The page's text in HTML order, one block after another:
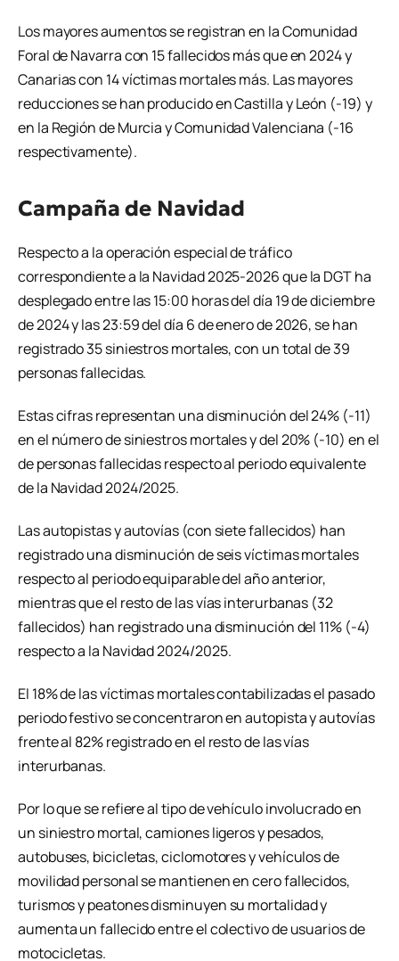
Los mayores aumentos se registran en la Comunidad
Foral de Navarra con 15 fallecidos más que en 2024 y
Canarias con 14 víctimas mortales más. Las mayores
reducciones se han producido en Castilla y León (-19) y
en la Región de Murcia y Comunidad Valenciana (-16
respectivamente).
Campaña de Navidad
Respecto a la operación especial de tráfico
correspondiente a la Navidad 2025-2026 que la DGT ha
desplegado entre las 15:00 horas del día 19 de diciembre
de 2024 y las 23:59 del día 6 de enero de 2026, se han
registrado 35 siniestros mortales, con un total de 39
personas fallecidas.
Estas cifras representan una disminución del 24% (-11)
en el número de siniestros mortales y del 20% (-10) en el
de personas fallecidas respecto al periodo equivalente
de la Navidad 2024/2025.
Las autopistas y autovías (con siete fallecidos) han
registrado una disminución de seis víctimas mortales
respecto al periodo equiparable del año anterior,
mientras que el resto de las vías interurbanas (32
fallecidos) han registrado una disminución del 11% (-4)
respecto a la Navidad 2024/2025.
El 18% de las víctimas mortales contabilizadas el pasado
periodo festivo se concentraron en autopista y autovías
frente al 82% registrado en el resto de las vías
interurbanas.
Por lo que se refiere al tipo de vehículo involucrado en
un siniestro mortal, camiones ligeros y pesados,
autobuses, bicicletas, ciclomotores y vehículos de
movilidad personal se mantienen en cero fallecidos,
turismos y peatones disminuyen su mortalidad y
aumenta un fallecido entre el colectivo de usuarios de
motocicletas.